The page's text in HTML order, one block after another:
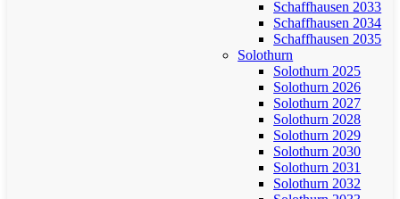
Schaffhausen 2033
Schaffhausen 2034
Schaffhausen 2035
Solothurn
Solothurn 2025
Solothurn 2026
Solothurn 2027
Solothurn 2028
Solothurn 2029
Solothurn 2030
Solothurn 2031
Solothurn 2032